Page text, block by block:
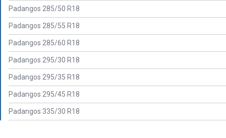
Padangos 285/50 R18
Padangos 285/55 R18
Padangos 285/60 R18
Padangos 295/30 R18
Padangos 295/35 R18
Padangos 295/45 R18
Padangos 335/30 R18